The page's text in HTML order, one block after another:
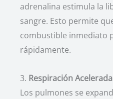
adrenalina estimula la
sangre. Esto permite
combustible inmediato
rápidamente.
3. Respiración Acelerada
Los pulmones se